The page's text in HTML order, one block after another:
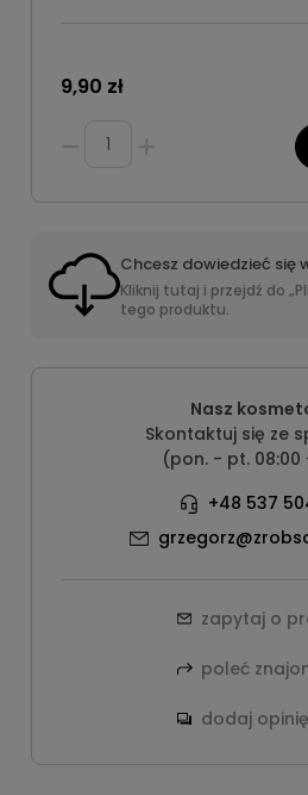
9,90 zł
Chcesz dowiedzieć się
Kliknij tutaj i przejdź do
tego produktu.
Nasz
Skontaktuj się ze
(pon. - pt. 08:00
+48 537
zapytaj o
poleć
dodaj opinię